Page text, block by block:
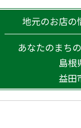
地元のお店の
あなたのまち
島根
益田